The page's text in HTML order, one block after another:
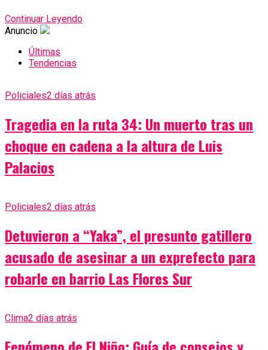
Continuar Leyendo
Anuncio
Últimas
Tendencias
Policiales2 días atrás
Tragedia en la ruta 34: Un muerto tras un
choque en cadena a la altura de Luis
Palacios
Policiales2 días atrás
Detuvieron a “Yaka”, el presunto gatillero
acusado de asesinar a un exprefecto para
robarle en barrio Las Flores Sur
Clima2 días atrás